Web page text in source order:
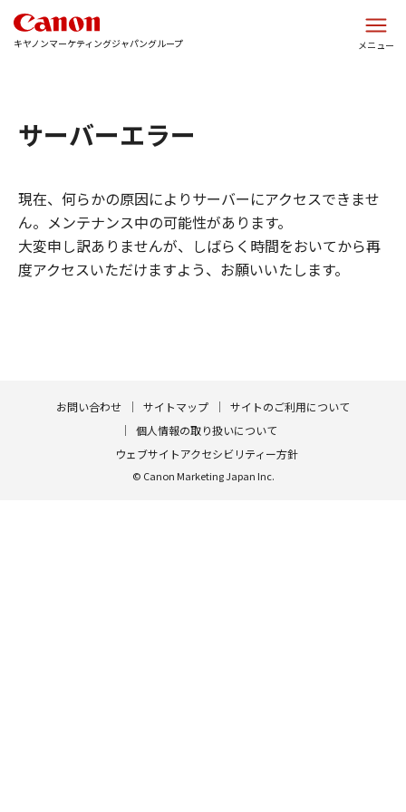
キヤノンマーケティングジャパングループ メニュー
サーバーエラー
現在、何らかの原因によりサーバーにアクセスできませ
ん。メンテナンス中の可能性があります。
大変申し訳ありませんが、しばらく時間をおいてから再
度アクセスいただけますよう、お願いいたします。
お問い合わせ サイトマップ
サイトのご利用について
個人情報の取り扱いについて
ウェブサイトアクセシビリティー方針
© Canon Marketing Japan Inc.